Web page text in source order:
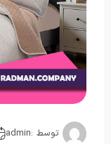
توسط :admin